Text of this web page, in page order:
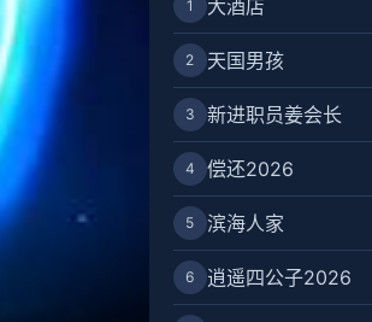
1 大酒店
2 天国男孩
3 新进职员姜会长
4 偿还2026
5 滨海人家
6 逍遥四公子2026